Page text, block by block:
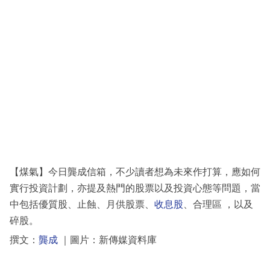
區
【煤氣】今日龔成信箱，不少讀者想為未來作打算，應如何
實行投資計劃，亦提及熱門的股票以及投資心態等問題，當
中包括優質股、止蝕、月供股票、 收息股 、合理區 ，以及
碎股。
撰文： 龔成 ｜圖片：新傳媒資料庫